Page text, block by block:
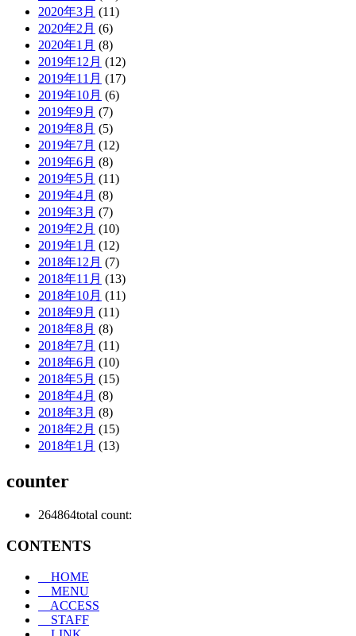
2020年3月 (11)
2020年2月 (6)
2020年1月 (8)
2019年12月 (12)
2019年11月 (17)
2019年10月 (6)
2019年9月 (7)
2019年8月 (5)
2019年7月 (12)
2019年6月 (8)
2019年5月 (11)
2019年4月 (8)
2019年3月 (7)
2019年2月 (10)
2019年1月 (12)
2018年12月 (7)
2018年11月 (13)
2018年10月 (11)
2018年9月 (11)
2018年8月 (8)
2018年7月 (11)
2018年6月 (10)
2018年5月 (15)
2018年4月 (8)
2018年3月 (8)
2018年2月 (15)
2018年1月 (13)
counter
264864total count:
CONTENTS
HOME
MENU
ACCESS
STAFF